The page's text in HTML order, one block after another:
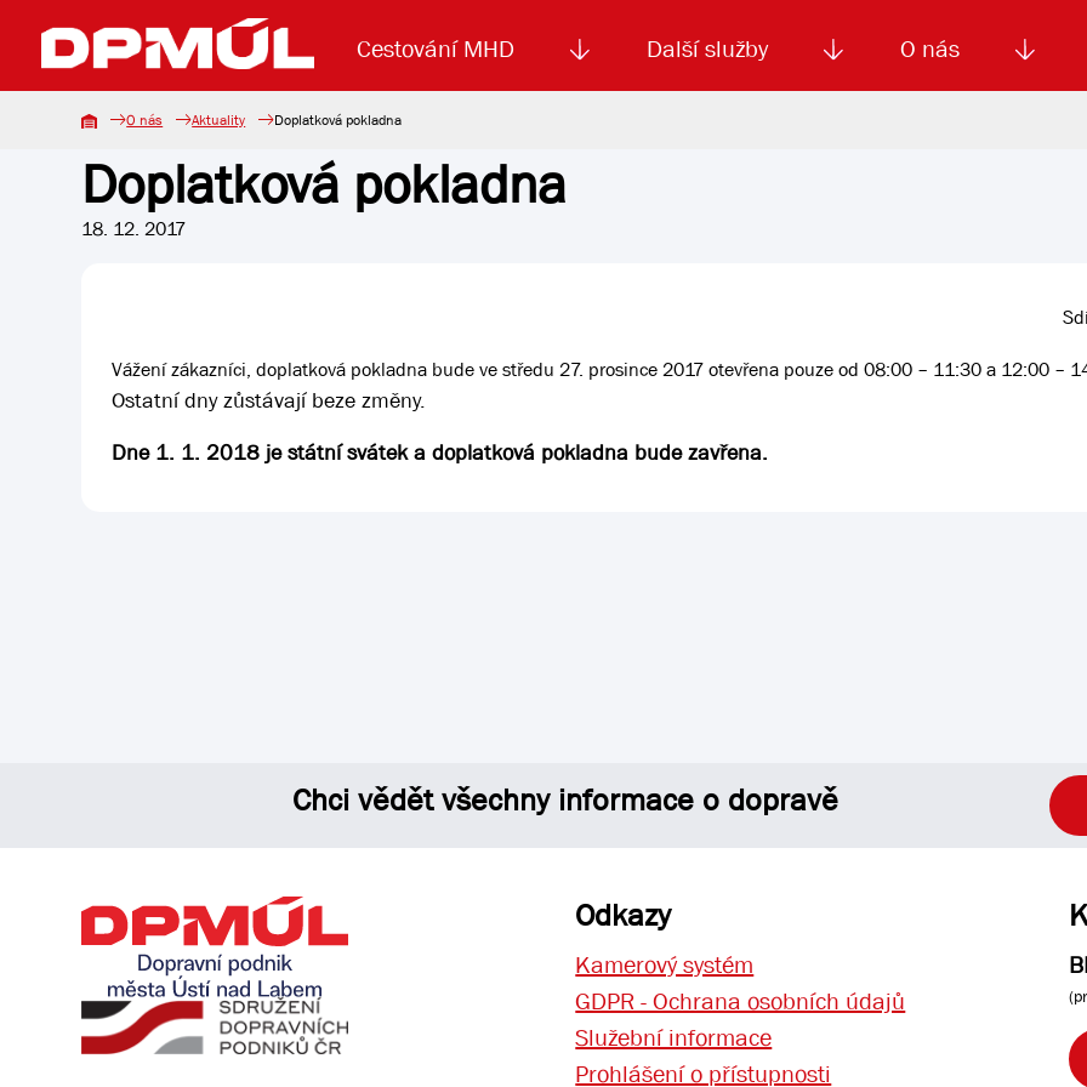
Cestování MHD
Uzavření mostu Dr. E. Beneše Koupit jízdenku
Další služby
Lanová dráha Reklama Smluvní doprava
O nás
Základní údaje Aktuality
O nás Aktuality Doplatková pokladna
Doplatková pokladna
18. 12. 2017
Vážení zákazníci, doplatková pokladna bude ve středu 27. prosince 2017 otevřena pouze od 08:00 – 11:30 a 12:00 –
Ostatní dny zůstávají beze změny.
Dne 1. 1. 2018 je státní svátek a doplatková pokladna bude zavřena.
Chci vědět všechny informace o dopravě
Odkazy
Kamerový systém
GDPR - Ochrana osobních údajů
Služební informace
Prohlášení o přístupnosti